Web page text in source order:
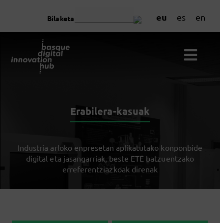
eu es en
Bilaketa
Erabilera-kasuak
Industria arloko enpresetan aplikatutako konponbide
digital eta jasangarriak, beste ETE batzuentzako
erreferentziazkoak direnak